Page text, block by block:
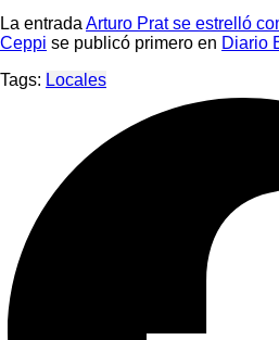
La entrada Arturo Prat se estrelló
Ceppi se publicó primero en Diario
Tags: Locales